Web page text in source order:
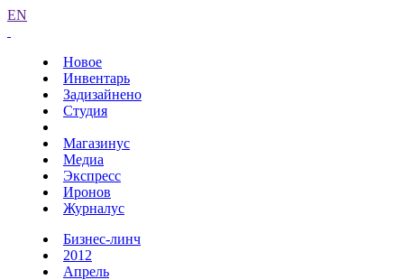
EN
Новое
Инвентарь
Задизайнено
Студия
Магазинус
Медиа
Экспресс
Иронов
Журналус
Бизнес-линч
2012
Апрель